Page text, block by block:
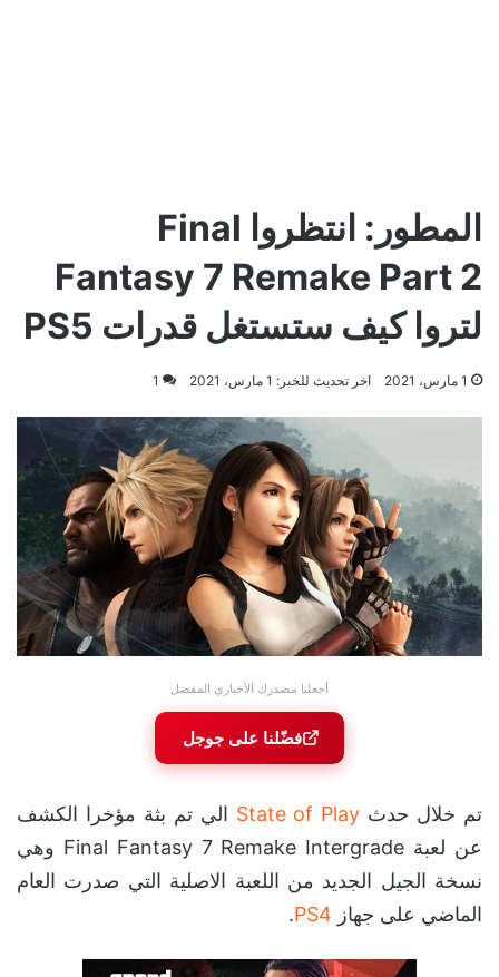
المطور: انتظروا Final
Fantasy 7 Remake Part 2
لتروا كيف ستستغل قدرات PS5
1 مارس، 2021 اخر تحديث للخبر: 1 مارس، 2021 1
أجعلنا مصدرك الأخباري المفضل
فضّلنا على جوجل
تم خلال حدث State of Play الي تم بثة مؤخرا الكشف
عن لعبة Final Fantasy 7 Remake Intergrade وهي
نسخة الجيل الجديد من اللعبة الاصلية التي صدرت العام
الماضي على جهاز PS4
.